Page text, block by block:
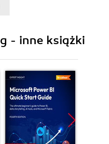
in Unity Catalog
in Production
- inne książki